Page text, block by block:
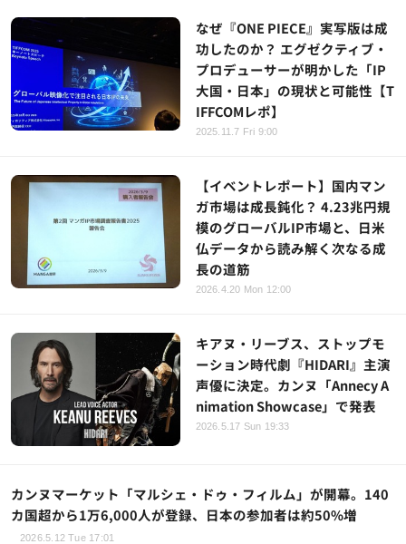
なぜ『ONE PIECE』実写版は成
功したのか？ エグゼクティブ・
プロデューサーが明かした「IP
大国・日本」の現状と可能性【T
IFFCOMレポ】
2025.11.7 Fri 9:00
【イベントレポート】国内マン
ガ市場は成長鈍化？ 4.23兆円規
模のグローバルIP市場と、日米
仏データから読み解く次なる成
長の道筋
2026.4.20 Mon 12:00
キアヌ・リーブス、ストップモ
ーション時代劇『HIDARI』主演
声優に決定。カンヌ「Annecy A
nimation Showcase」で発表
2026.5.17 Sun 19:33
カンヌマーケット「マルシェ・ドゥ・フィルム」が開幕。140
カ国超から1万6,000人が登録、日本の参加者は約50%増
2026.5.12 Tue 17:01